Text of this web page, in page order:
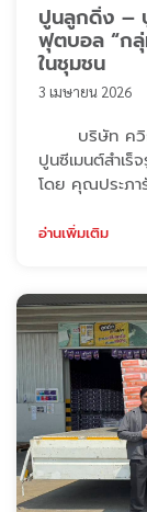
ปูนลูกดิ่ง –
ฟุตบอล “กลุ่
ในชุมชน
3 เมษายน 2026
บริษัท ควิกโ
ปูนซีเมนต์สำเ
โดย คุณประภา
แข่งขันฟุตบอ
อ่านเพิ่มเติม